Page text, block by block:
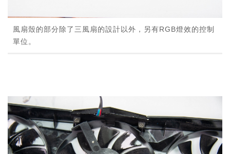
風扇殼的部分除了三風扇的設計以外，另有RGB燈效的控制
單位。